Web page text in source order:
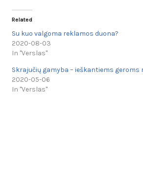
Related
Su kuo valgoma reklamos duona?
2020-08-03
In "Verslas"
Skrajučių gamyba – ieškantiems geroms
2020-05-06
In "Verslas"